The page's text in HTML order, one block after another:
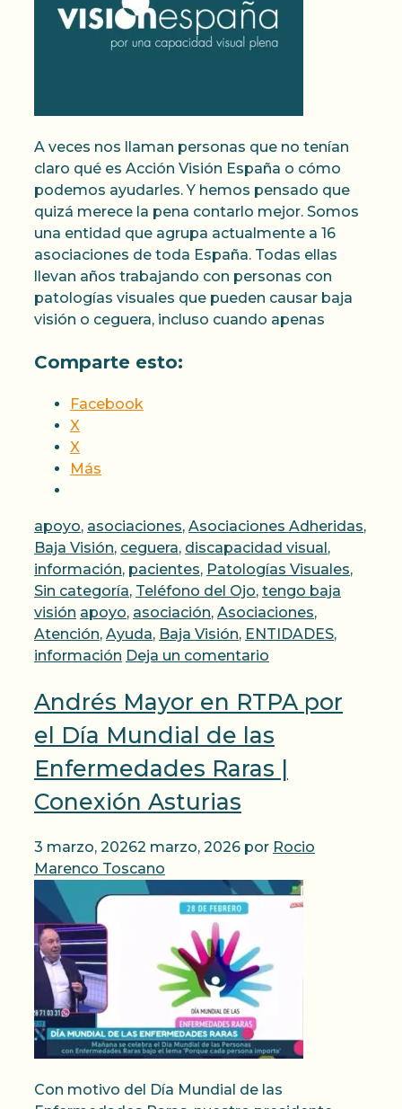
A veces nos llaman personas que no tenían
claro qué es Acción Visión España o cómo
podemos ayudarles. Y hemos pensado que
quizá merece la pena contarlo mejor. Somos
una entidad que agrupa actualmente a 16
asociaciones de toda España. Todas ellas
llevan años trabajando con personas con
patologías visuales que pueden causar baja
visión o ceguera, incluso cuando apenas
Comparte esto:
Facebook
X
X
Más
Categorías
apoyo, asociaciones, Asociaciones Adheridas,
Baja Visión, ceguera, discapacidad visual,
información, pacientes, Patologías Visuales,
Sin categoría, Teléfono del Ojo, tengo baja
visión Etiquetas
apoyo, asociación, Asociaciones,
Atención, Ayuda, Baja Visión, ENTIDADES,
información Deja un comentario
Andrés Mayor en RTPA por
el Día Mundial de las
Enfermedades Raras |
Conexión Asturias
3 marzo, 20262 marzo, 2026 por Rocio
Marenco Toscano
Con motivo del Día Mundial de las